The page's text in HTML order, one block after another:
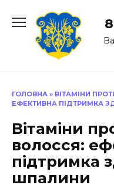
до
ГОЛОВНА » ВІТАМІНИ
ЕФЕКТИВНА ПІДТРИМКА
Вітаміни
волосся:
підтримка
шпалини